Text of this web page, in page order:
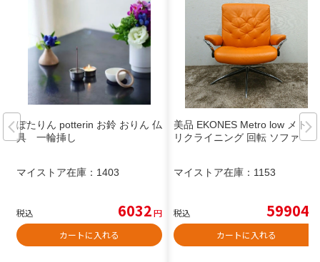
ぽたりん potterin お鈴 おりん 仏
具 一輪挿し
マイストア在庫： 1403
税込 6032円
カートに入れる
美品 EKONES Metro low メトロ
リクライニング 回転 ソファ
マイストア在庫： 1153
税込 59904
カートに入れる